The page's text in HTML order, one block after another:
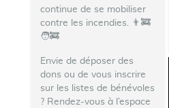
continue de se mobiliser
contre les incendies. 👨‍🚒
🧑‍🚒
Envie de déposer des
dons ou de vous inscrire
sur les listes de bénévoles
? Rendez-vous à l’espace